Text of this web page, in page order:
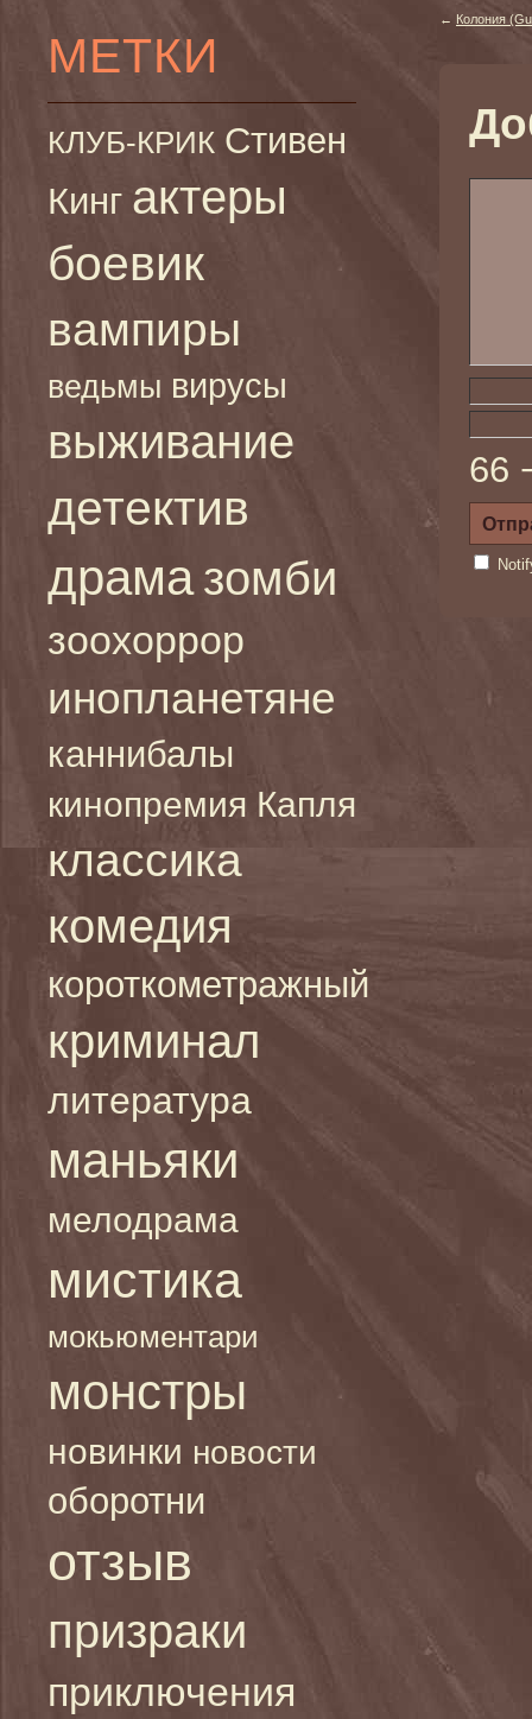
МЕТКИ
КЛУБ-КРИК Стивен
Кинг актеры
боевик
вампиры
ведьмы вирусы
выживание
детектив
драма зомби
зоохоррор
инопланетяне
каннибалы
кинопремия Капля
классика
комедия
короткометражный
криминал
литература
маньяки
мелодрама
мистика
мокьюментари
монстры
новинки новости
оборотни
отзыв
призраки
приключения
← Колония
66